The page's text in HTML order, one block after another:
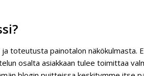
toteutusta painotalon näkökulmasta.
osalta asiakkaan tulee toimittaa